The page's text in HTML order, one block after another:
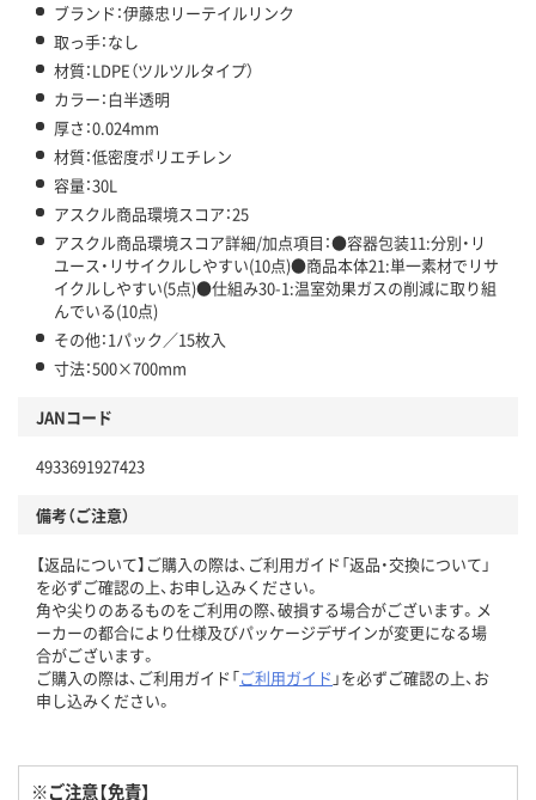
ブランド：伊藤忠リーテイルリンク
取っ手：なし
材質：LDPE（ツルツルタイプ）
カラー：白半透明
厚さ：0.024mm
材質：低密度ポリエチレン
容量：30L
アスクル商品環境スコア：25
アスクル商品環境スコア詳細/加点項目：●容器包装11:分別・リ
ユース・リサイクルしやすい(10点)●商品本体21:単一素材でリサ
イクルしやすい(5点)●仕組み30-1:温室効果ガスの削減に取り組
んでいる(10点)
その他：1パック／15枚入
寸法：500×700mm
JANコード
4933691927423
備考（ご注意）
【返品について】ご購入の際は、ご利用ガイド「返品・交換について」
を必ずご確認の上、お申し込みください。
角や尖りのあるものをご利用の際、破損する場合がございます。メ
ーカーの都合により仕様及びパッケージデザインが変更になる場
合がございます。
ご購入の際は、ご利用ガイド「ご利用ガイド 」を必ずご確認の上、お
申し込みください。
※ご注意【免責】